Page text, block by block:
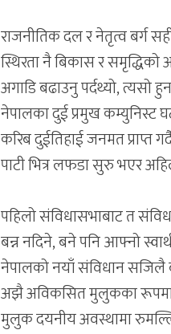
राजनीतिक दल र नेतृत्व बर्ग
स्थिरता नै बिकास र समृद्धिको
अगाडि बढाउनु पर्दथ्यो,
नेपालका दुई प्रमुख कम्युनिस्ट
करिब दुईतिहाई जनमत प्राप्त
पाटी भित्र लफडा सुरु भएर
पहिलो संविधासभाबाट त
बन्न नदिने, बने पनि आफ्नो
नेपालको नयाँ संविधान सजिलै
अझै अविकसित मुलुकका रूपमा
मुलुक दयनीय अवस्थामा